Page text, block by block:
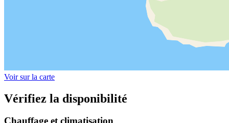
Voir sur la carte
Vérifiez la disponibilité